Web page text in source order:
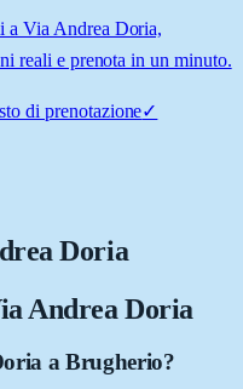
a Via Andrea Doria,
reali e prenota in un minuto.
di prenotazione✓
Doria
Andrea Doria
a Brugherio?